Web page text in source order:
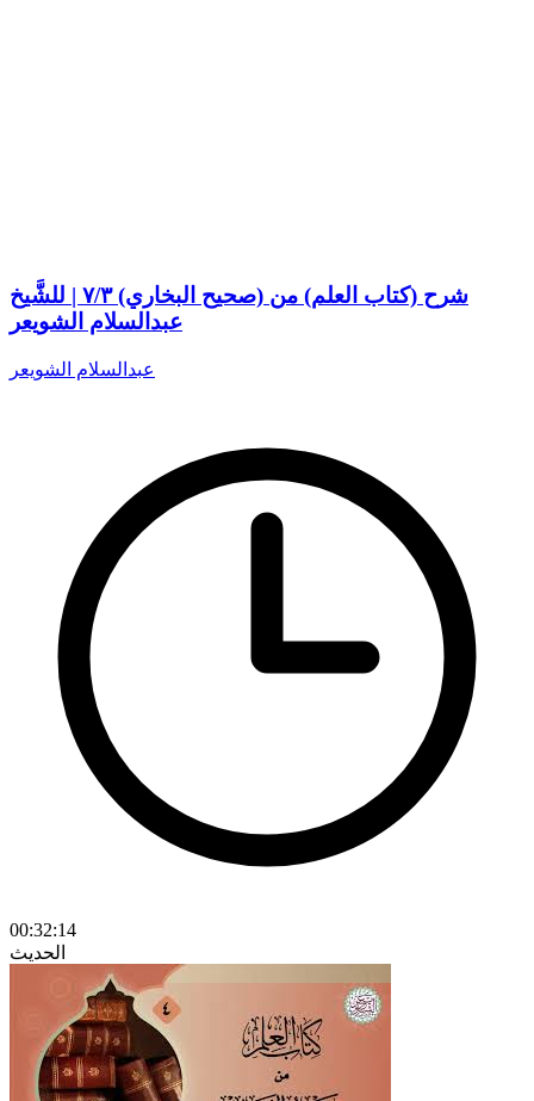
شرح (كتاب العلم) من (صحيح البخاري) ٧/٣ | للشَّيخ
عبدالسلام الشويعر
عبدالسلام الشويعر
00:32:14
الحديث